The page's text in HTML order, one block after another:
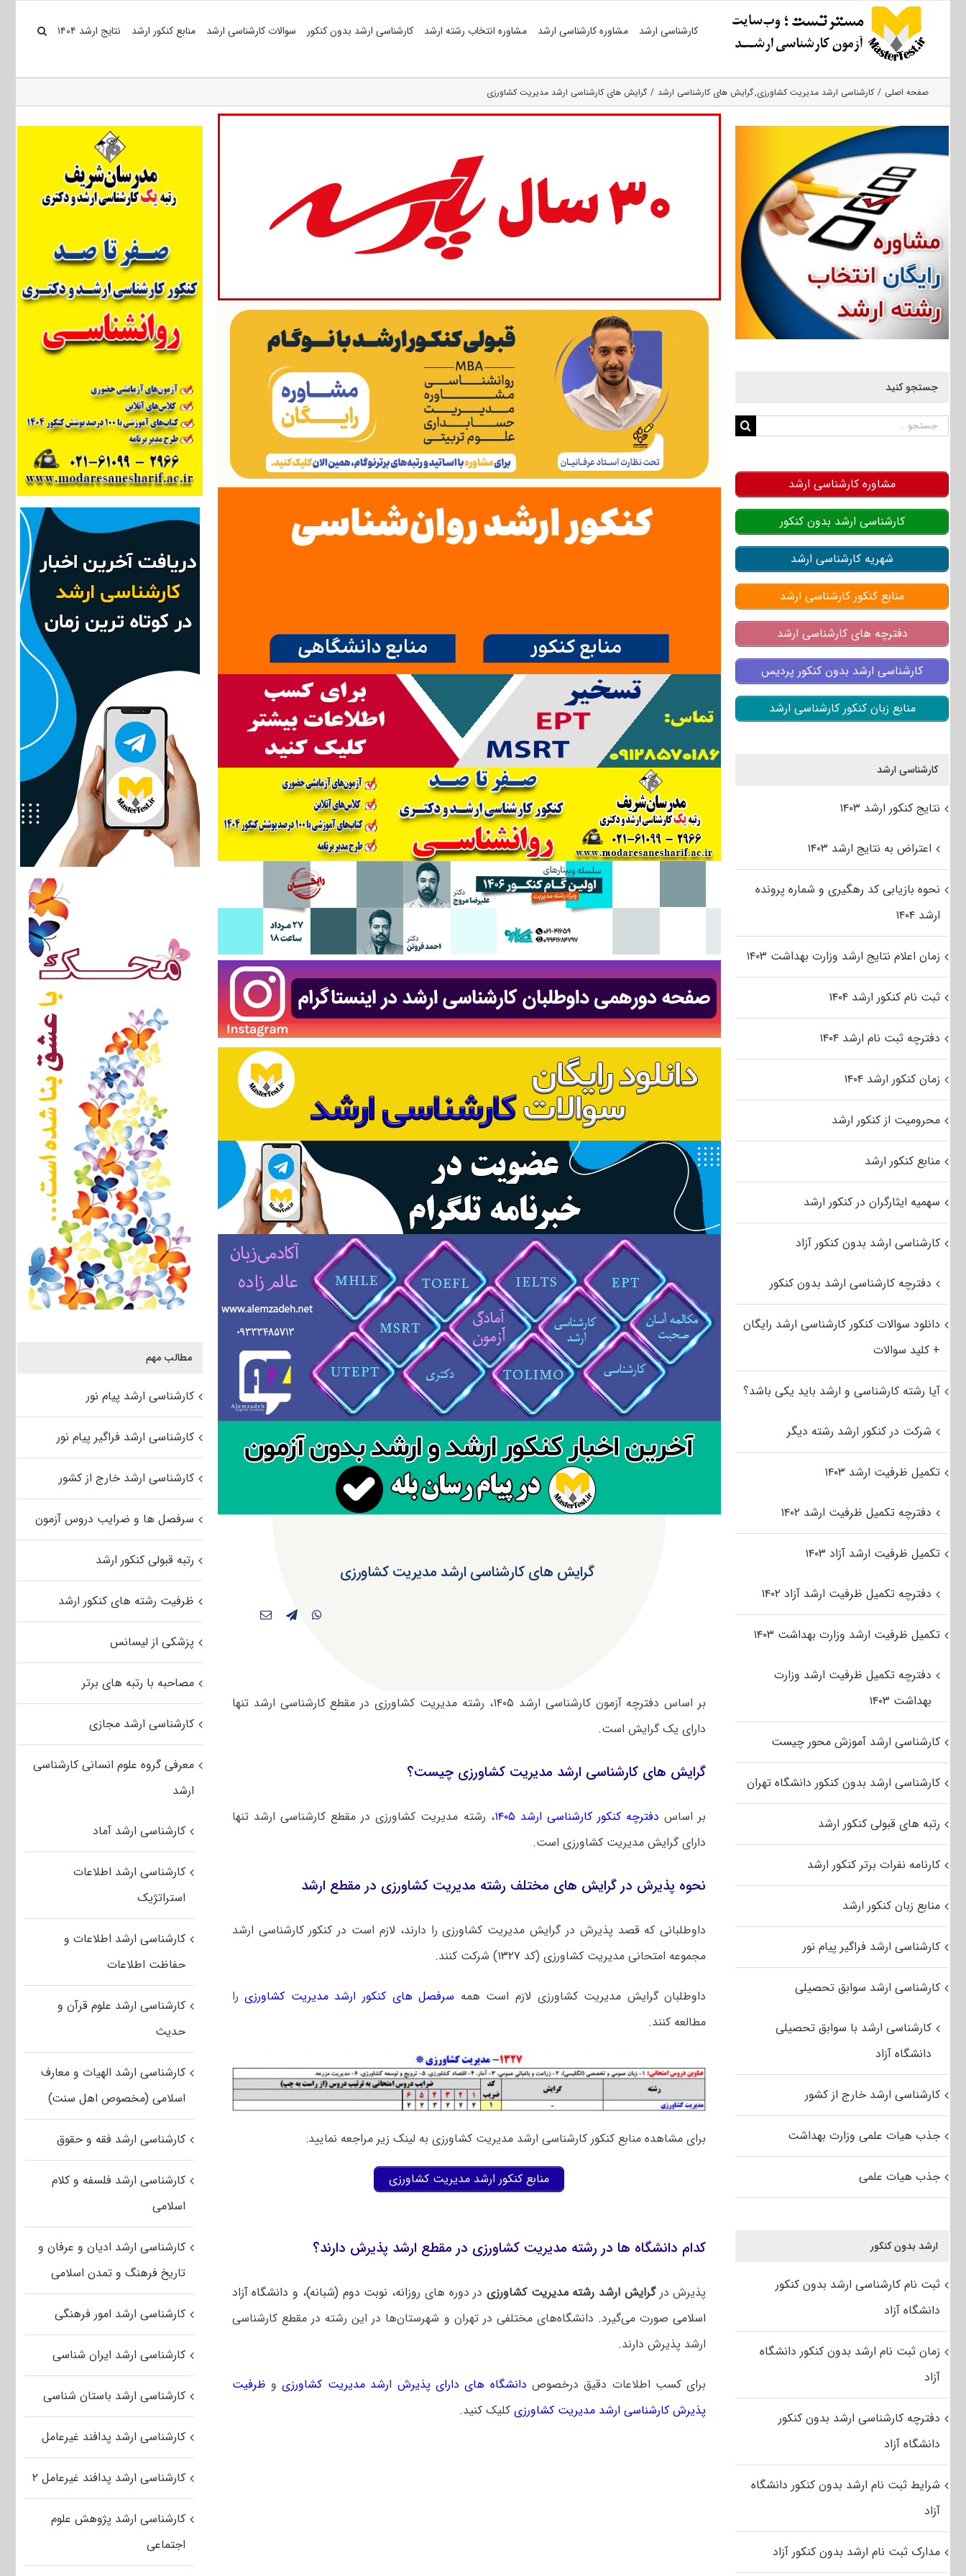
کارشناسی ارشد مشاوره کارشناسی ارشد مشاوره انتخاب رشته ارشد کارشناسی ارشد بدون کنکور سوالات کارشناسی ارشد منابع کنکور ارشد نتایج ارشد ۱۴۰۴
صفحه اصلی کارشناسی ارشد مدیریت کشاورزی گرایش های کارشناسی ارشد گرایش های کارشناسی ارشد مدیریت کشاورزی
گرایش های کارشناسی ارشد مدیریت کشاورزی
بر اساس دفترچه آزمون کارشناسی ارشد ۱۴۰۵، رشته مدیریت کشاورزی در مقطع کارشناسی ارشد تنها
دارای یک گرایش است.
گرایش های کارشناسی ارشد مدیریت کشاورزی چیست؟
بر اساس دفترچه کنکور کارشناسی ارشد ۱۴۰۵
، رشته مدیریت کشاورزی در مقطع کارشناسی ارشد تنها
دارای گرایش مدیریت کشاورزی است.
نحوه پذیرش در گرایش های مختلف رشته مدیریت کشاورزی در مقطع ارشد
داوطلبانی که قصد پذیرش در گرایش مدیریت کشاورزی را دارند، لازم است در کنکور کارشناسی ارشد
مجموعه امتحانی مدیریت کشاورزی (کد ۱۳۲۷) شرکت کنند.
داوطلبان گرایش مدیریت کشاورزی لازم است همه سرفصل های کنکور ارشد مدیریت کشاورزیرا
مطالعه کنند.
برای مشاهده منابع کنکور کارشناسی ارشد مدیریت کشاورزی به لینک زیر مراجعه نمایید:
منابع کنکور ارشد مدیریت کشاورزی
کدام دانشگاه ها در رشته مدیریت کشاورزی در مقطع ارشد پذیرش دارند؟
پذیرش درگرایش ارشد رشته مدیریت کشاورزی در دوره های روزانه، نوبت دوم (شبانه)، و دانشگاه آزاد
اسلامی صورت می‌گیرد. دانشگاه‌های مختلفی در تهران و شهرستان‌ها در این رشته در مقطع کارشناسی
ارشد پذیرش دارند.
برای کسب اطلاعات دقیق درخصوص دانشگاه های دارای پذیرش ارشد مدیریت کشاورزیو ظرفیت
پذیرش کارشناسی ارشد مدیریت کشاورزی کلیک کنید.
مطالب مهم
کارشناسی ارشد پیام نور
کارشناسی ارشد فراگیر پیام نور
کارشناسی ارشد خارج از کشور
سرفصل ها و ضرایب دروس آزمون
رتبه قبولی کنکور ارشد
ظرفیت رشته های کنکور ارشد
پزشکی از لیسانس
مصاحبه با رتبه های برتر
کارشناسی ارشد مجازی
معرفی گروه علوم انسانی کارشناسی
ارشد
کارشناسی ارشد آماد
کارشناسی ارشد اطلاعات
استراتژیک
کارشناسی ارشد اطلاعات و
حفاظت اطلاعات
کارشناسی ارشد علوم قرآن و
حدیث
کارشناسی ارشد الهیات و معارف
اسلامی (مخصوص اهل سنت)
کارشناسی ارشد فقه و حقوق
کارشناسی ارشد فلسفه و کلام
اسلامی
کارشناسی ارشد ادیان و عرفان و
تاریخ فرهنگ و تمدن اسلامی
کارشناسی ارشد امور فرهنگی
کارشناسی ارشد ایران شناسی
کارشناسی ارشد باستان شناسی
کارشناسی ارشد پدافند غیرعامل
کارشناسی ارشد پدافند غیرعامل ۲
کارشناسی ارشد پژوهش علوم
اجتماعی
جستجو کنید
جستجو
مشاوره کارشناسی ارشد
کارشناسی ارشد بدون کنکور
شهریه کارشناسی ارشد
منابع کنکور کارشناسی ارشد
دفترچه های کارشناسی ارشد
کارشناسی ارشد بدون کنکور پردیس
منابع زبان کنکور کارشناسی ارشد
کارشناسی ارشد
نتایج کنکور ارشد ۱۴۰۳
اعتراض به نتایج ارشد ۱۴۰۳
نحوه بازیابی کد رهگیری و شماره پرونده
ارشد ۱۴۰۴
زمان اعلام نتایج ارشد وزارت بهداشت ۱۴۰۳
ثبت نام کنکور ارشد ۱۴۰۴
دفترچه ثبت نام ارشد ۱۴۰۴
زمان کنکور ارشد ۱۴۰۴
محرومیت از کنکور ارشد
منابع کنکور ارشد
سهمیه ایثارگران در کنکور ارشد
کارشناسی ارشد بدون کنکور آزاد
دفترچه کارشناسی ارشد بدون کنکور
دانلود سوالات کنکور کارشناسی ارشد رایگان
+ کلید سوالات
آیا رشته کارشناسی و ارشد باید یکی باشد؟
شرکت در کنکور ارشد رشته دیگر
تکمیل ظرفیت ارشد ۱۴۰۳
دفترچه تکمیل ظرفیت ارشد ۱۴۰۲
تکمیل ظرفیت ارشد آزاد ۱۴۰۳
دفترچه تکمیل ظرفیت ارشد آزاد ۱۴۰۲
تکمیل ظرفیت ارشد وزارت بهداشت ۱۴۰۳
دفترچه تکمیل ظرفیت ارشد وزارت
بهداشت ۱۴۰۳
کارشناسی ارشد آموزش محور چیست
کارشناسی ارشد بدون کنکور دانشگاه تهران
رتبه های قبولی کنکور ارشد
کارنامه نفرات برتر کنکور ارشد
منابع زبان کنکور ارشد
کارشناسی ارشد فراگیر پیام نور
کارشناسی ارشد سوابق تحصیلی
کارشناسی ارشد با سوابق تحصیلی
دانشگاه آزاد
کارشناسی ارشد خارج از کشور
جذب هیات علمی وزارت بهداشت
جذب هیات علمی
ارشد بدون کنکور
ثبت نام کارشناسی ارشد بدون کنکور
دانشگاه آزاد
زمان ثبت نام ارشد بدون کنکور دانشگاه
آزاد
دفترچه کارشناسی ارشد بدون کنکور
دانشگاه آزاد
شرایط ثبت نام ارشد بدون کنکور دانشگاه
آزاد
مدارک ثبت نام ارشد بدون کنکور آزاد